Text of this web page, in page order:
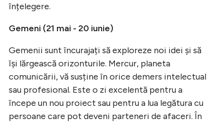
înțelegere.
Gemeni (21 mai - 20 iunie)
Gemenii sunt încurajați să exploreze noi idei și să
își lărgească orizonturile. Mercur, planeta
comunicării, vă susține în orice demers intelectual
sau profesional. Este o zi excelentă pentru a
începe un nou proiect sau pentru a lua legătura cu
persoane care pot deveni parteneri de afaceri. În